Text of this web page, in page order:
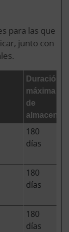
para las que
junto con
Duración
máxima
de
180
días
180
días
180
días